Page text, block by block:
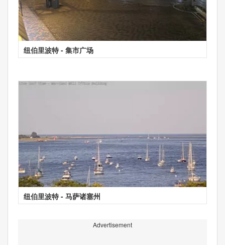
纽伯里波特 - 集市广场
纽伯里波特 - 马萨诸塞州
Advertisement